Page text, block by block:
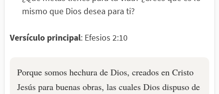
mismo que Dios desea para ti?
Versículo principal: Efesios 2:10
Porque somos hechura de Dios, creados en Cristo
Jesús para buenas obras, las cuales Dios dispuso de